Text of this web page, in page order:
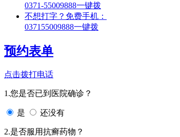
0371-55009888一键拨
不想打字？免费手机：
037155009888一键拨
预约表单
点击拨打电话
1.您是否已到医院确诊？
是 还没有
2.是否服用抗癣药物？